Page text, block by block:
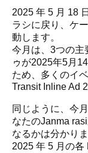
2025 年 5 月 18
ラシに戻り、ケ
動します。
今月は、3つの主
ゥが2025年5月
ため、多くのイ
Transit Inline Ad 2
同じように、今
なたのJanma
なるかは分かりま
2025 年 5 月の